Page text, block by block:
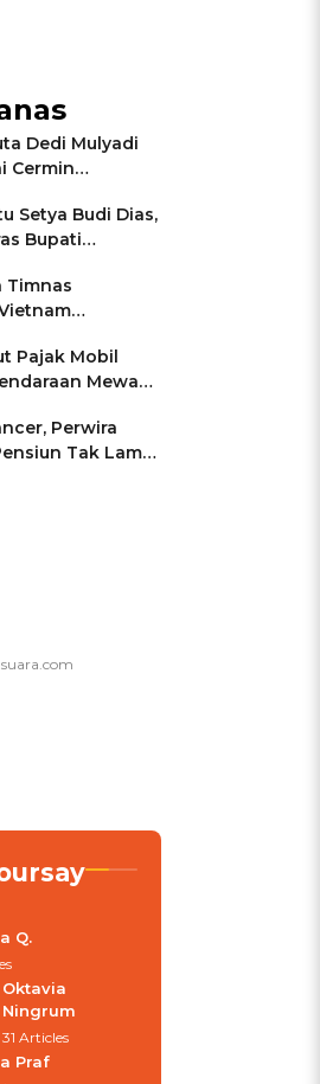
Dedi Mulyadi
Cermin
Keamanan
Setya Budi Dias,
Bupati
Timnas
di Pakansari
Pajak Mobil
Mewah
Perwira
Tak Lama
Q.
Oktavia
Ningrum
31 Articles
Praf